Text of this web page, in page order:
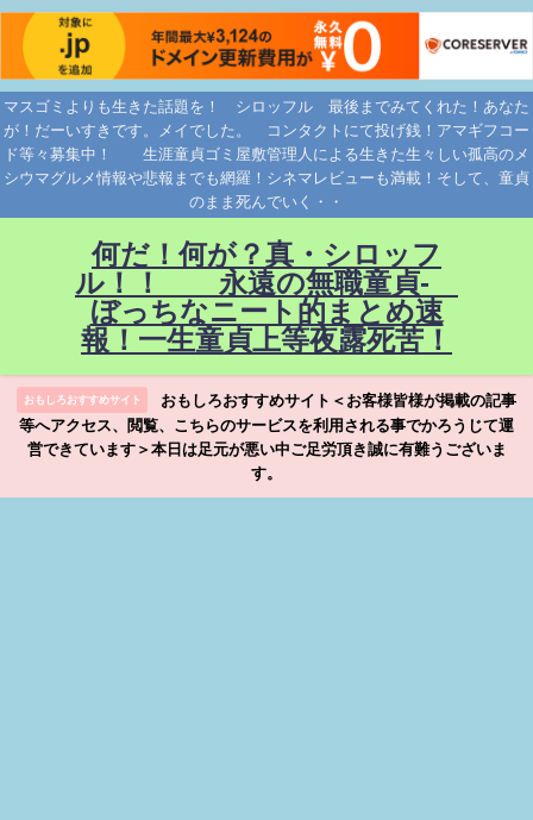
マスゴミよりも生きた話題を！ シロッフル 最後までみてくれた！あなた
が！だーいすきです。メイでした。 コンタクトにて投げ銭！アマギフコー
ド等々募集中！ 生涯童貞ゴミ屋敷管理人による生きた生々しい孤高のメ
シウマグルメ情報や悲報までも網羅！シネマレビューも満載！そして、童貞
のまま死んでいく・・
何だ！何が？真・シロッフ
ル！！ 永遠の無職童貞-
ぼっちなニート的まとめ速
報！一生童貞上等夜露死苦！
おもしろおすすめサイト
おもしろおすすめサイト＜お客様皆様が掲載の記事
等へアクセス、閲覧、こちらのサービスを利用される事でかろうじて運
営できています＞本日は足元が悪い中ご足労頂き誠に有難うございま
す。